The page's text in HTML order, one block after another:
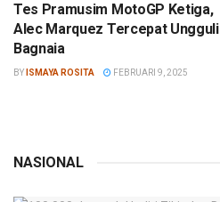
Tes Pramusim MotoGP Ketiga,
Alec Marquez Tercepat Ungguli
Bagnaia
BY ISMAYA ROSITA FEBRUARI 9, 2025
NASIONAL